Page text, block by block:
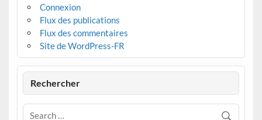
Connexion
Flux des publications
Flux des commentaires
Site de WordPress-FR
Rechercher